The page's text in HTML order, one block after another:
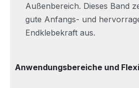
Außenbereich. Dieses Band
gute Anfangs- und
Endklebekraft aus.
Anwendungsbereiche und